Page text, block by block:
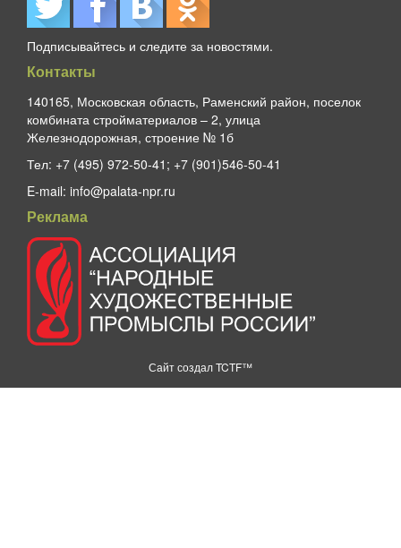
Подписывайтесь и следите за новостями.
Контакты
140165, Московская область, Раменский район, поселок
комбината стройматериалов – 2, улица
Железнодорожная, строение № 1б
Тел: +7 (495) 972-50-41; +7 (901)546-50-41
E-mail: info@palata-npr.ru
Реклама
Сайт создалTCTF™